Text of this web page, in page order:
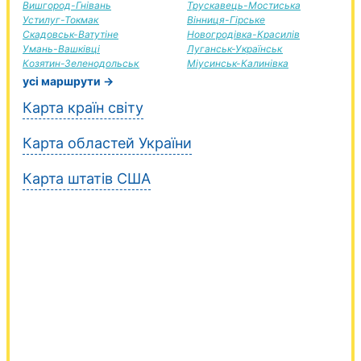
Вишгород-Гнівань
Устилуг-Токмак
Скадовськ-Ватутіне
Умань-Вашківці
Козятин-Зеленодольськ
Трускавець-Мостиська
Вінниця-Гірське
Новогродівка-Красилів
Луганськ-Українськ
Міусинськ-Калинівка
усі маршрути →
Карта країн світу
Карта областей України
Карта штатів США